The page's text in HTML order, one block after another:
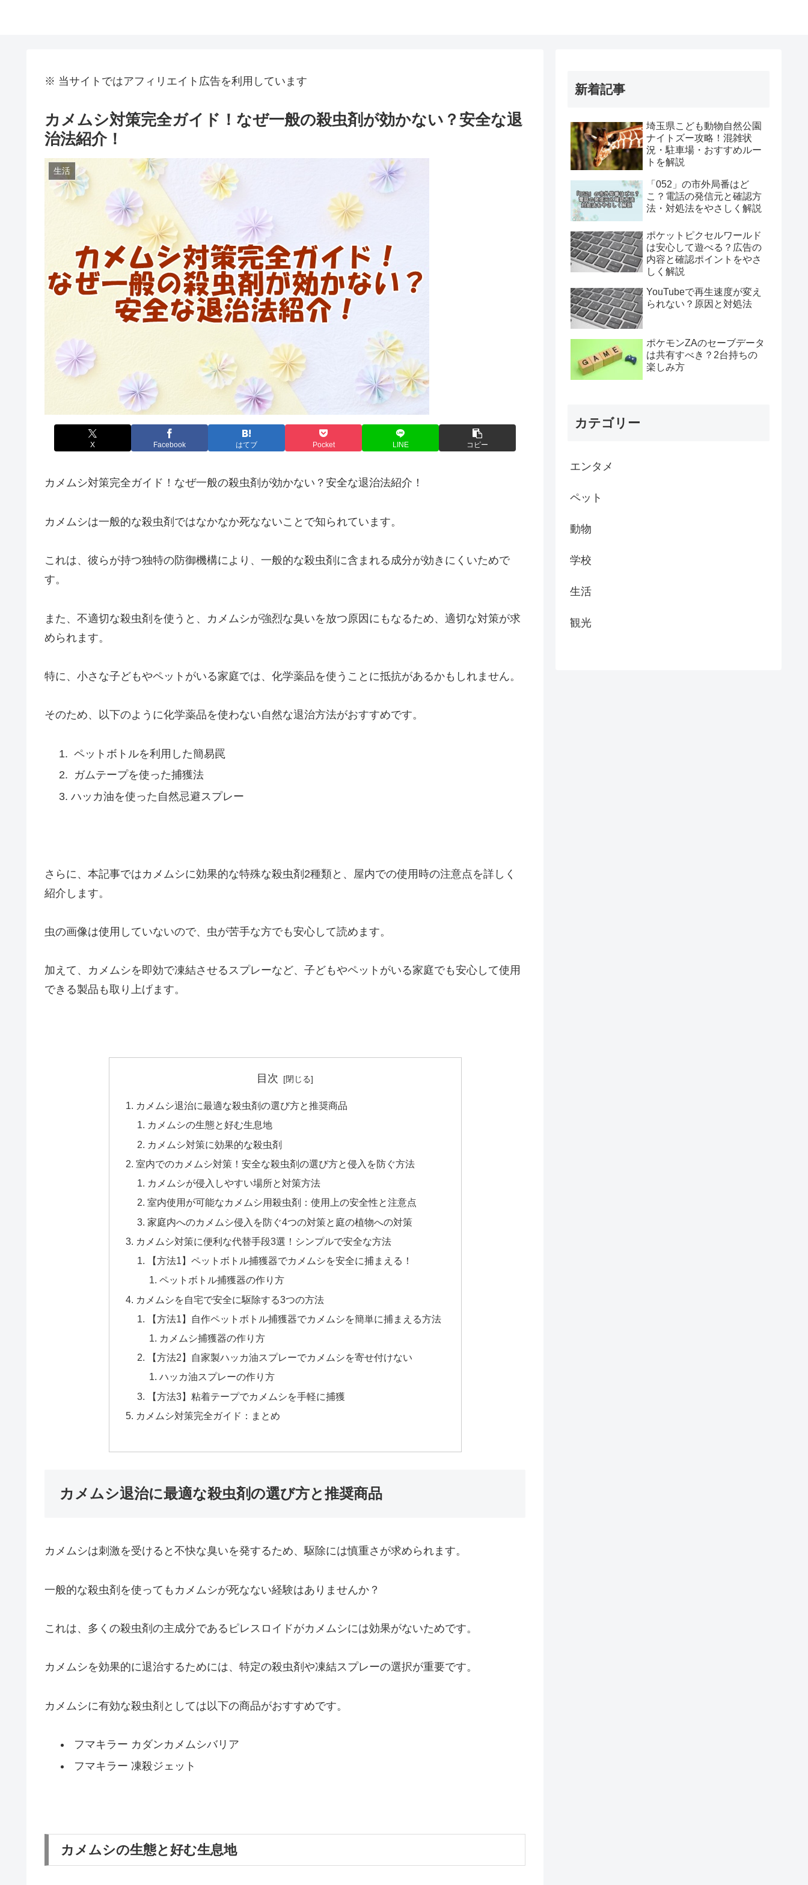
※ 当サイトではアフィリエイト広告を利用しています
カメムシ対策完全ガイド！なぜ一般の殺虫剤が効かない？安全な退
治法紹介！
生活
X Facebook はてブ Pocket LINE コピー
カメムシ対策完全ガイド！なぜ一般の殺虫剤が効かない？安全な退治法紹介！
カメムシは一般的な殺虫剤ではなかなか死なないことで知られています。
これは、彼らが持つ独特の防御機構により、一般的な殺虫剤に含まれる成分が効きにくいためで
す。
また、不適切な殺虫剤を使うと、カメムシが強烈な臭いを放つ原因にもなるため、適切な対策が求
められます。
特に、小さな子どもやペットがいる家庭では、化学薬品を使うことに抵抗があるかもしれません。
そのため、以下のように化学薬品を使わない自然な退治方法がおすすめです。
ペットボトルを利用した簡易罠
ガムテープを使った捕獲法
ハッカ油を使った自然忌避スプレー
さらに、本記事ではカメムシに効果的な特殊な殺虫剤2種類と、屋内での使用時の注意点を詳しく
紹介します。
虫の画像は使用していないので、虫が苦手な方でも安心して読めます。
加えて、カメムシを即効で凍結させるスプレーなど、子どもやペットがいる家庭でも安心して使用
できる製品も取り上げます。
目次
カメムシ退治に最適な殺虫剤の選び方と推奨商品
カメムシの生態と好む生息地
カメムシ対策に効果的な殺虫剤
室内でのカメムシ対策！安全な殺虫剤の選び方と侵入を防ぐ方法
カメムシが侵入しやすい場所と対策方法
室内使用が可能なカメムシ用殺虫剤：使用上の安全性と注意点
家庭内へのカメムシ侵入を防ぐ4つの対策と庭の植物への対策
カメムシ対策に便利な代替手段3選！シンプルで安全な方法
【方法1】ペットボトル捕獲器でカメムシを安全に捕まえる！
ペットボトル捕獲器の作り方
カメムシを自宅で安全に駆除する3つの方法
【方法1】自作ペットボトル捕獲器でカメムシを簡単に捕まえる方法
カメムシ捕獲器の作り方
【方法2】自家製ハッカ油スプレーでカメムシを寄せ付けない
ハッカ油スプレーの作り方
【方法3】粘着テープでカメムシを手軽に捕獲
カメムシ対策完全ガイド：まとめ
カメムシ退治に最適な殺虫剤の選び方と推奨商品
カメムシは刺激を受けると不快な臭いを発するため、駆除には慎重さが求められます。
一般的な殺虫剤を使ってもカメムシが死なない経験はありませんか？
これは、多くの殺虫剤の主成分であるピレスロイドがカメムシには効果がないためです。
カメムシを効果的に退治するためには、特定の殺虫剤や凍結スプレーの選択が重要です。
カメムシに有効な殺虫剤としては以下の商品がおすすめです。
フマキラー カダンカメムシバリア
フマキラー 凍殺ジェット
カメムシの生態と好む生息地
新着記事
埼玉県こども動物自然公園
ナイトズー攻略！混雑状
況・駐車場・おすすめルー
トを解説
「052」の市外局番はど
こ？電話の発信元と確認方
法・対処法をやさしく解説
ポケットピクセルワールド
は安心して遊べる？広告の
内容と確認ポイントをやさ
しく解説
YouTubeで再生速度が変え
られない？原因と対処法
ポケモンZAのセーブデータ
は共有すべき？2台持ちの
楽しみ方
カテゴリー
エンタメ
ペット
動物
学校
生活
観光